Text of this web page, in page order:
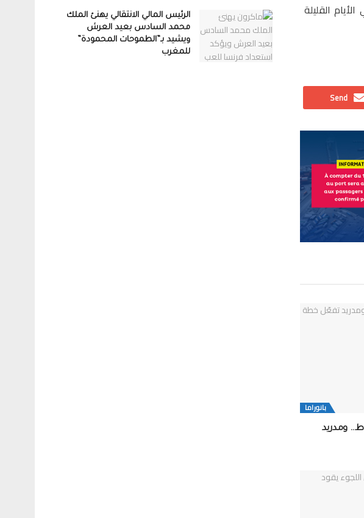
القليلة
Send
بانوراما
ومدريد
الرئيس المالي الانتقالي يهنئ الملك
محمد السادس بعيد العرش
ويشيد بـ”الطموحات المحمودة”
للمغرب